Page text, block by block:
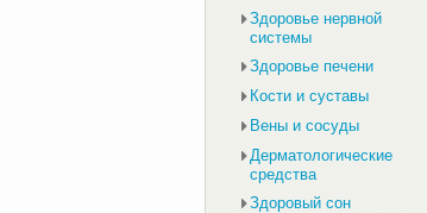
Здоровье нервной
системы
Здоровье печени
Кости и суставы
Вены и сосуды
Дерматологические
средства
Здоровый сон